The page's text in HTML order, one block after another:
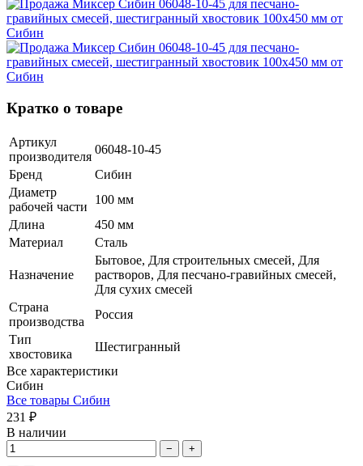
Кратко о товаре
Артикул
производителя
06048-10-45
Бренд
Сибин
Диаметр
рабочей части
100 мм
Длина
450 мм
Материал
Сталь
Назначение
Бытовое, Для строительных смесей, Для
растворов, Для песчано-гравийных смесей,
Для сухих смесей
Страна
производства
Россия
Тип
хвостовика
Шестигранный
Все характеристики
Сибин
Все товары Сибин
231 ₽
В наличии
− +